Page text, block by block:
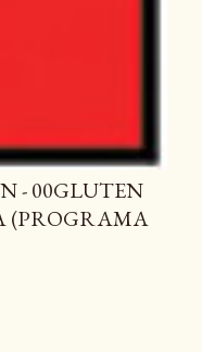
- 00GLUTEN
(PROGRAMA